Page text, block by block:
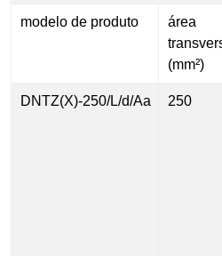
modelo de produto
área
(mm²)
DNTZ(X)-250/L/d/Aa 250